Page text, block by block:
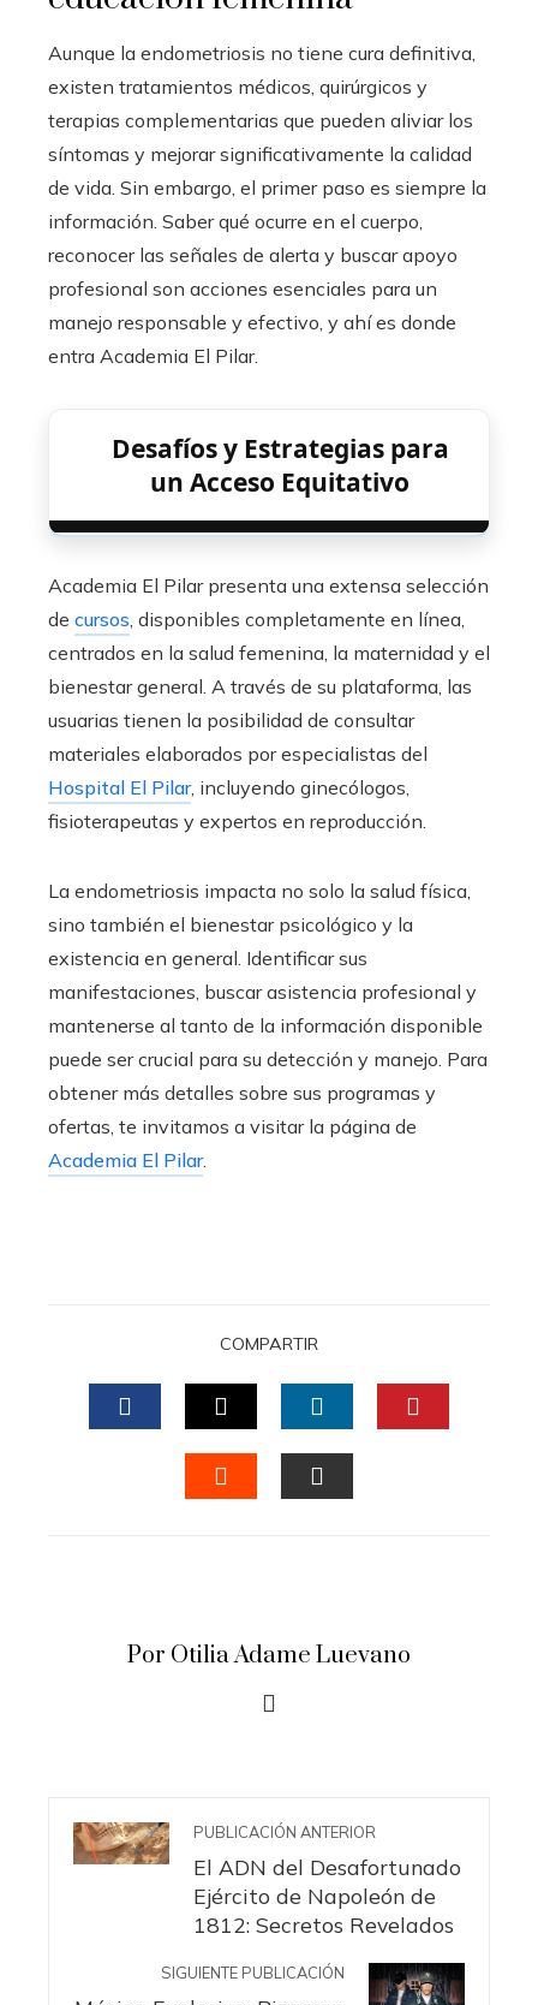
Aunque la endometriosis no tiene cura definitiva,
existen tratamientos médicos, quirúrgicos y
terapias complementarias que pueden aliviar los
síntomas y mejorar significativamente la calidad
de vida. Sin embargo, el primer paso es siempre la
información. Saber qué ocurre en el cuerpo,
reconocer las señales de alerta y buscar apoyo
profesional son acciones esenciales para un
manejo responsable y efectivo, y ahí es donde
entra Academia El Pilar.
Desafíos y Estrategias para
un Acceso Equitativo
Academia El Pilar presenta una extensa selección
de cursos, disponibles completamente en línea,
centrados en la salud femenina, la maternidad y el
bienestar general. A través de su plataforma, las
usuarias tienen la posibilidad de consultar
materiales elaborados por especialistas del
Hospital El Pilar, incluyendo ginecólogos,
fisioterapeutas y expertos en reproducción.
La endometriosis impacta no solo la salud física,
sino también el bienestar psicológico y la
existencia en general. Identificar sus
manifestaciones, buscar asistencia profesional y
mantenerse al tanto de la información disponible
puede ser crucial para su detección y manejo. Para
obtener más detalles sobre sus programas y
ofertas, te invitamos a visitar la página de
Academia El Pilar.
COMPARTIR
FACEBOOKTWITTERLINKEDIN
Por Otilia Adame Luevano
PUBLICACIÓN ANTERIOR
El ADN del Desafortunado
Ejército de Napoleón de
1812: Secretos Revelados
SIGUIENTE PUBLICACIÓN